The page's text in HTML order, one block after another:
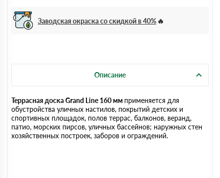
Заводская окраска со скидкой в 40%
Описание
Террасная доска Grand Line 160 мм применяется для
обустройства уличных настилов, покрытий детских и
спортивных площадок, полов террас, балконов, веранд,
патио, морских пирсов, уличных бассейнов; наружных стен
хозяйственных построек, заборов и ограждений.